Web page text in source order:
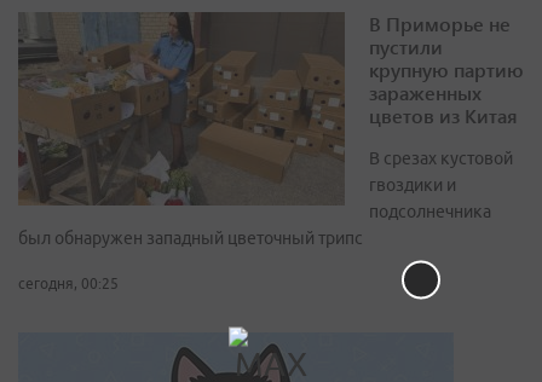
В Приморье не
пустили
крупную партию
зараженных
цветов из Китая
В срезах кустовой
гвоздики и
подсолнечника
был обнаружен западный цветочный трипс
сегодня, 00:25